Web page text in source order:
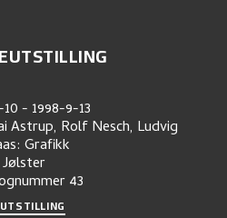
- 1998-9-13
Astrup, Rolf Nesch, Ludvig
Grafikk
Jølster
43